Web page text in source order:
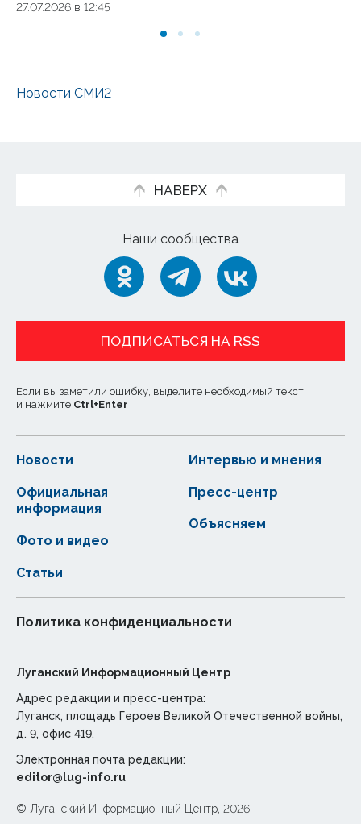
27.07.2026 в 12:45
Новости СМИ2
НАВЕРХ
Наши сообщества
ПОДПИСАТЬСЯ НА RSS
Если вы заметили ошибку, выделите необходимый текст
и нажмите Ctrl+Enter
Новости
Статьи
Официальная
информация
Интервью и мнения
Фото и видео
Пресс-центр
Объясняем
Политика конфиденциальности
Луганский Информационный Центр
Адрес редакции и пресс-центра:
Луганск, площадь Героев Великой Отечественной войны,
д. 9, офис 419.
Электронная почта редакции:
editor@lug-info.ru
© Луганский Информационный Центр, 2026